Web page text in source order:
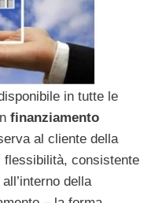
in tutte le
finanziamento
al cliente della
flessibilità, consistente
della